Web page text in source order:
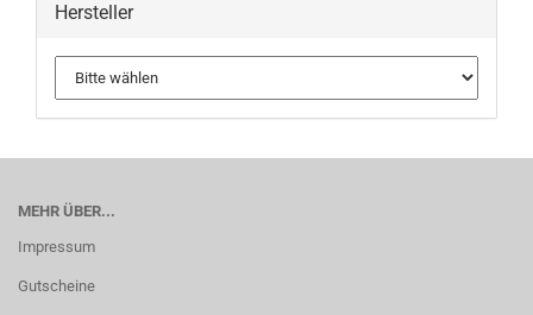
Hersteller
MEHR ÜBER...
Impressum
Gutscheine